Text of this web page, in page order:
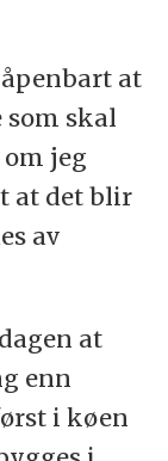
at
som skal
jeg
at det blir
av
at
enn
i køen